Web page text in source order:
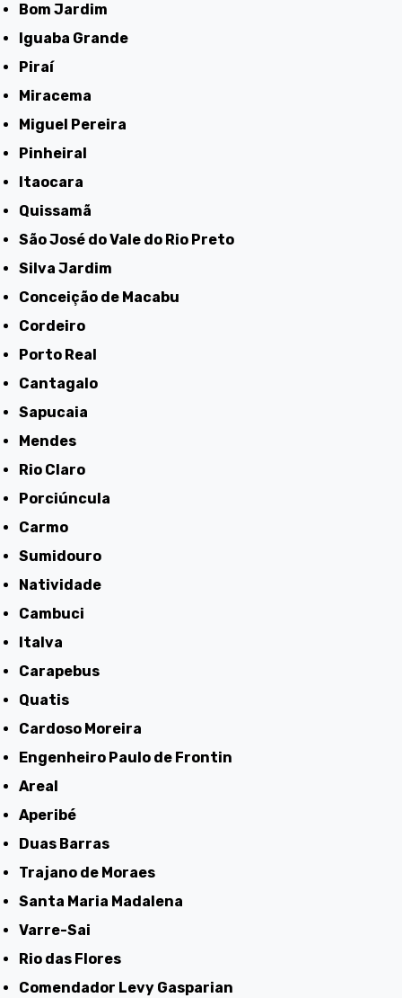
Bom Jardim
Iguaba Grande
Piraí
Miracema
Miguel Pereira
Pinheiral
Itaocara
Quissamã
São José do Vale do Rio Preto
Silva Jardim
Conceição de Macabu
Cordeiro
Porto Real
Cantagalo
Sapucaia
Mendes
Rio Claro
Porciúncula
Carmo
Sumidouro
Natividade
Cambuci
Italva
Carapebus
Quatis
Cardoso Moreira
Engenheiro Paulo de Frontin
Areal
Aperibé
Duas Barras
Trajano de Moraes
Santa Maria Madalena
Varre-Sai
Rio das Flores
Comendador Levy Gasparian